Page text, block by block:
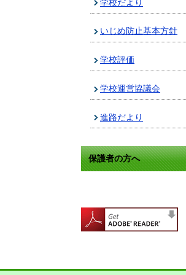
学校だより
いじめ防止基本方針
学校評価
学校運営協議会
進路だより
保護者の方へ